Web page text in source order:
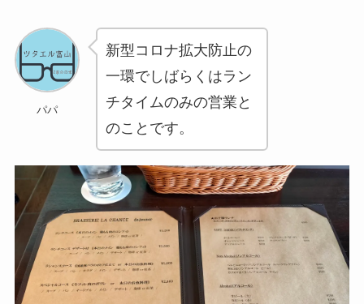
パパ
新型コロナ拡大防止の
一環でしばらくはラン
チタイムのみの営業と
のことです。